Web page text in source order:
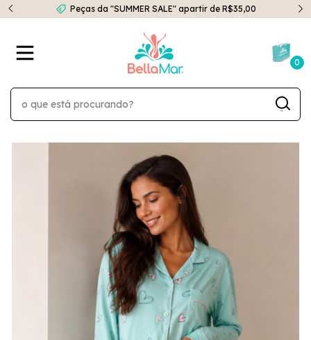
Peças da "SUMMER SALE" apartir de R$35,00
0